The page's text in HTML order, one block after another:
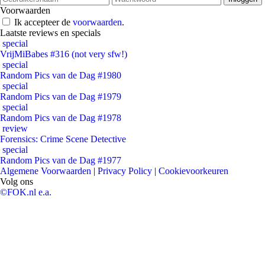
Voorwaarden
Ik accepteer de voorwaarden.
Laatste reviews en specials
special
VrijMiBabes #316 (not very sfw!)
special
Random Pics van de Dag #1980
special
Random Pics van de Dag #1979
special
Random Pics van de Dag #1978
review
Forensics: Crime Scene Detective
special
Random Pics van de Dag #1977
Algemene Voorwaarden | Privacy Policy | Cookievoorkeuren
Volg ons
©FOK.nl e.a.